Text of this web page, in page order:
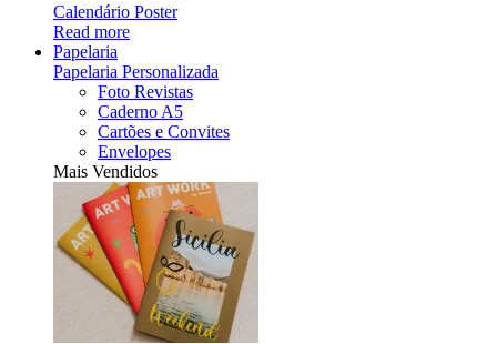
Calendário Poster
Read more
Papelaria
Papelaria Personalizada
Foto Revistas
Caderno A5
Cartões e Convites
Envelopes
Mais Vendidos